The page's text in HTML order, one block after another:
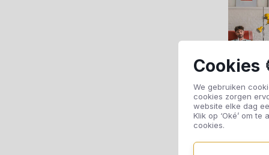
Cookies
We gebruiken
cookies zorgen
website elke dag
Klik op ‘Oké’ om
cookies.